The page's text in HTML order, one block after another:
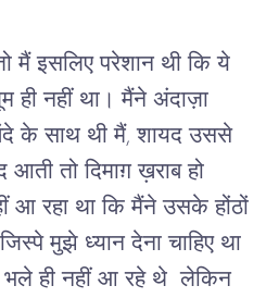
इसलिए परेशान थी कि ये
नहीं था। मैंने अंदाज़ा
के साथ थी मैं, शायद उससे
तो दिमाग़ ख़राब हो
आ रहा था कि मैंने उसके होंठों
मुझे ध्यान देना चाहिए था
भले ही नहीं आ रहे थे लेकिन